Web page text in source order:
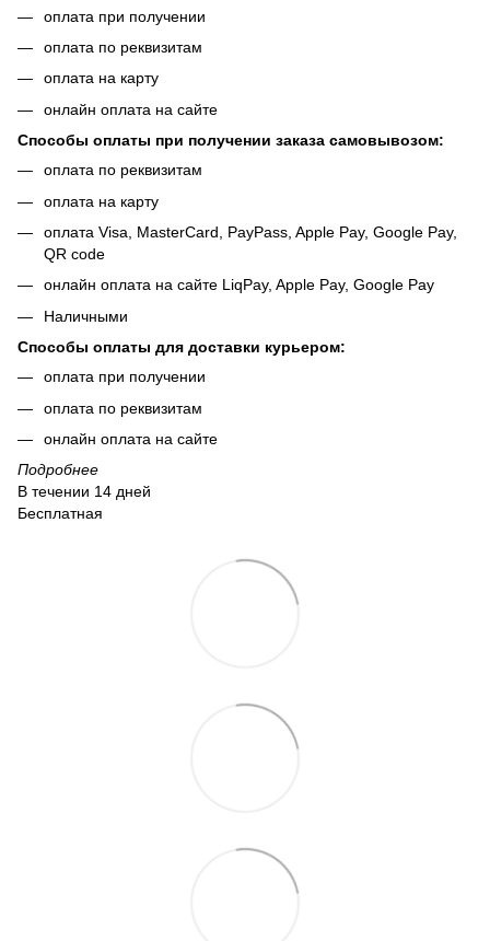
оплата при получении
оплата по реквизитам
оплата на карту
онлайн оплата на сайте
Способы оплаты при получении заказа самовывозом:
оплата по реквизитам
оплата на карту
оплата Visa, MasterCard, PayPass, Apple Pay, Google Pay,
QR code
онлайн оплата на сайте LiqPay, Apple Pay, Google Pay
Наличными
Способы оплаты для доставки курьером:
оплата при получении
оплата по реквизитам
онлайн оплата на сайте
Подробнее
В течении 14 дней
Бесплатная